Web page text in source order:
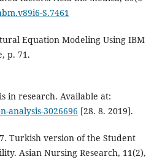
S.7461
Equation Modeling Using IBM
p. 71.
in research. Available at:
analysis-3026696 [28. 8. 2019].
Turkish version of the Student
Asian Nursing Research, 11(2),